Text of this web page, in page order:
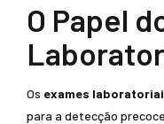
O Papel
Os exames
para a detecção